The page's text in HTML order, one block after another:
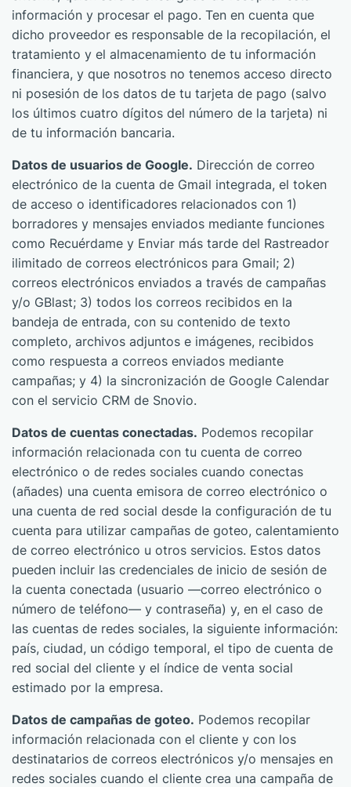
información y procesar el pago. Ten en cuenta que
dicho proveedor es responsable de la recopilación, el
tratamiento y el almacenamiento de tu información
financiera, y que nosotros no tenemos acceso directo
ni posesión de los datos de tu tarjeta de pago (salvo
los últimos cuatro dígitos del número de la tarjeta) ni
de tu información bancaria.
Datos de usuarios de Google. Dirección de correo
electrónico de la cuenta de Gmail integrada, el token
de acceso o identificadores relacionados con 1)
borradores y mensajes enviados mediante funciones
como Recuérdame y Enviar más tarde del Rastreador
ilimitado de correos electrónicos para Gmail; 2)
correos electrónicos enviados a través de campañas
y/o GBlast; 3) todos los correos recibidos en la
bandeja de entrada, con su contenido de texto
completo, archivos adjuntos e imágenes, recibidos
como respuesta a correos enviados mediante
campañas; y 4) la sincronización de Google Calendar
con el servicio CRM de Snovio.
Datos de cuentas conectadas. Podemos recopilar
información relacionada con tu cuenta de correo
electrónico o de redes sociales cuando conectas
(añades) una cuenta emisora de correo electrónico o
una cuenta de red social desde la configuración de tu
cuenta para utilizar campañas de goteo, calentamiento
de correo electrónico u otros servicios. Estos datos
pueden incluir las credenciales de inicio de sesión de
la cuenta conectada (usuario —correo electrónico o
número de teléfono— y contraseña) y, en el caso de
las cuentas de redes sociales, la siguiente información:
país, ciudad, un código temporal, el tipo de cuenta de
red social del cliente y el índice de venta social
estimado por la empresa.
Datos de campañas de goteo. Podemos recopilar
información relacionada con el cliente y con los
destinatarios de correos electrónicos y/o mensajes en
redes sociales cuando el cliente crea una campaña de